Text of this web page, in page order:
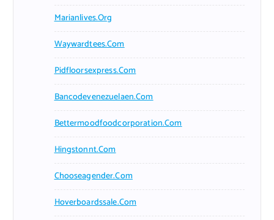
Marianlives.org
Waywardtees.com
Pidfloorsexpress.com
Bancodevenezuelaen.com
Bettermoodfoodcorporation.com
Hingstonnt.com
Chooseagender.com
Hoverboardssale.com